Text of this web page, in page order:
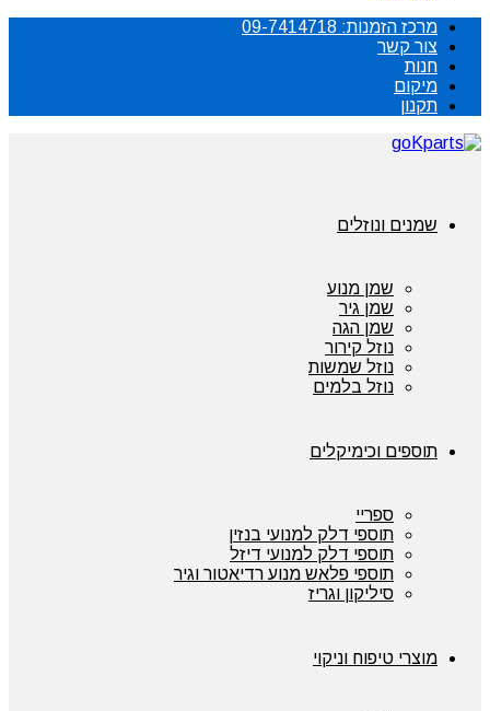
מרכז הזמנות: 09-7414718
צור קשר
חנות
מיקום
תקנון
שמנים ונוזלים
שמן מנוע
שמן גיר
שמן הגה
נוזל קירור
נוזל שמשות
נוזל בלמים
תוספים וכימיקלים
ספריי
תוספי דלק למנועי בנזין
תוספי דלק למנועי דיזל
תוספי פלאש מנוע רדיאטור וגיר
סיליקון וגריז
מוצרי טיפוח וניקוי